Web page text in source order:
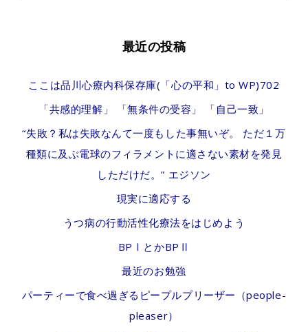
and
therapy
for
social
phobia:
process-
outcome
study
最近の投稿
ここは品川心療内科保存庫(「心の平和」to WP)702
「共感的理解」 「無条件の受容」 「自己一致」
“失敗？私は失敗なんて一度もした事無いぞ。 ただ１万
種類に及ぶ電球のフィラメントに適さない素材を発見
しただけだ。” エジソン
現実に適応する
うつ病の行動活性化療法をはじめよう
BPⅠとかBPⅡ
最近のお勉強
パーティーで食べ過ぎるピープルプリーザー（people-
pleaser）